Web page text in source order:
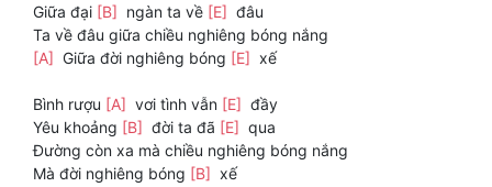
Giữa đại [B] ngàn ta về [E] đâu
Ta về đâu giữa chiều nghiêng bóng nắng
[A] Giữa đời nghiêng bóng [E] xế
Bình rượu [A] vơi tình vẫn [E] đầy
Yêu khoảng [B] đời ta đã [E] qua
Đường còn xa mà chiều nghiêng bóng nắng
Mà đời nghiêng bóng [B] xế